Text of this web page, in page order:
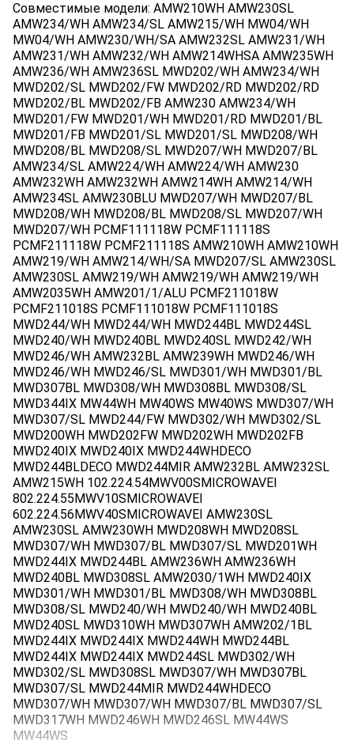
Совместимые модели: AMW210WH AMW230SL
AMW234/WH AMW234/SL AMW215/WH MW04/WH
MW04/WH AMW230/WH/SA AMW232SL AMW231/WH
AMW231/WH AMW232/WH AMW214WHSA AMW235WH
AMW236/WH AMW236SL MWD202/WH AMW234/WH
MWD202/SL MWD202/FW MWD202/RD MWD202/RD
MWD202/BL MWD202/FB AMW230 AMW234/WH
MWD201/FW MWD201/WH MWD201/RD MWD201/BL
MWD201/FB MWD201/SL MWD201/SL MWD208/WH
MWD208/BL MWD208/SL MWD207/WH MWD207/BL
AMW234/SL AMW224/WH AMW224/WH AMW230
AMW232WH AMW232WH AMW214WH AMW214/WH
AMW234SL AMW230BLU MWD207/WH MWD207/BL
MWD208/WH MWD208/BL MWD208/SL MWD207/WH
MWD207/WH PCMF111118W PCMF111118S
PCMF211118W PCMF211118S AMW210WH AMW210WH
AMW219/WH AMW214/WH/SA MWD207/SL AMW230SL
AMW230SL AMW219/WH AMW219/WH AMW219/WH
AMW2035WH AMW201/1/ALU PCMF211018W
PCMF211018S PCMF111018W PCMF111018S
MWD244/WH MWD244/WH MWD244BL MWD244SL
MWD240/WH MWD240BL MWD240SL MWD242/WH
MWD246/WH AMW232BL AMW239WH MWD246/WH
MWD246/WH MWD246/SL MWD301/WH MWD301/BL
MWD307BL MWD308/WH MWD308BL MWD308/SL
MWD344IX MW44WH MW40WS MW40WS MWD307/WH
MWD307/SL MWD244/FW MWD302/WH MWD302/SL
MWD200WH MWD202FW MWD202WH MWD202FB
MWD240IX MWD240IX MWD244WHDECO
MWD244BLDECO MWD244MIR AMW232BL AMW232SL
AMW215WH 102.224.54MWV00SMICROWAVEI
802.224.55MWV10SMICROWAVEI
602.224.56MWV40SMICROWAVEI AMW230SL
AMW230SL AMW230WH MWD208WH MWD208SL
MWD307/WH MWD307/BL MWD307/SL MWD201WH
MWD244IX MWD244BL AMW236WH AMW236WH
MWD240BL MWD308SL AMW2030/1WH MWD240IX
MWD301/WH MWD301/BL MWD308/WH MWD308BL
MWD308/SL MWD240/WH MWD240/WH MWD240BL
MWD240SL MWD310WH MWD307WH AMW202/1BL
MWD244IX MWD244IX MWD244WH MWD244BL
MWD244IX MWD244IX MWD244SL MWD302/WH
MWD302/SL MWD308SL MWD307/WH MWD307BL
MWD307/SL MWD244MIR MWD244WHDECO
MWD307/WH MWD307/WH MWD307/BL MWD307/SL
MWD317WH MWD246WH MWD246SL MW44WS
MW44WS